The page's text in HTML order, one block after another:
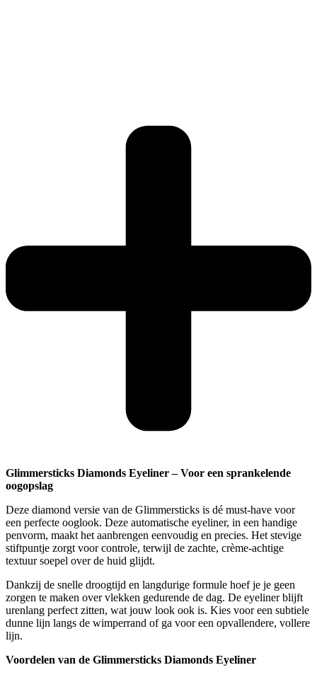
Glimmersticks Diamonds Eyeliner – Voor een sprankelende
oogopslag
Deze diamond versie van de Glimmersticks is dé must-have voor
een perfecte ooglook. Deze automatische eyeliner, in een handige
penvorm, maakt het aanbrengen eenvoudig en precies. Het stevige
stiftpuntje zorgt voor controle, terwijl de zachte, crème-achtige
textuur soepel over de huid glijdt.
Dankzij de snelle droogtijd en langdurige formule hoef je je geen
zorgen te maken over vlekken gedurende de dag. De eyeliner blijft
urenlang perfect zitten, wat jouw look ook is. Kies voor een subtiele
dunne lijn langs de wimperrand of ga voor een opvallendere, vollere
lijn.
Voordelen van de Glimmersticks Diamonds Eyeliner